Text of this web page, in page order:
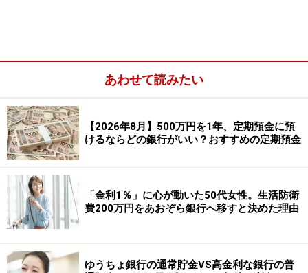
あわせて読みたい
【2026年8月】500万円を1年、定期預金に預
けるならどの銀行がいい？おすすめの定期預金
「金利1％」に心が動いた50代女性。生活防衛
費200万円をあおぞら銀行へ移すと決めた理由
ゆうちょ銀行の通常貯金VS高金利な銀行の普